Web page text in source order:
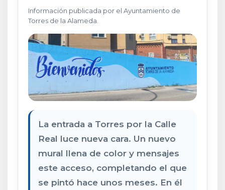
Información publicada por el Ayuntamiento de
Torres de la Alameda.
La entrada a Torres por la Calle
Real luce nueva cara. Un nuevo
mural llena de color y mensajes
este acceso, completando el que
se pintó hace unos meses. En él